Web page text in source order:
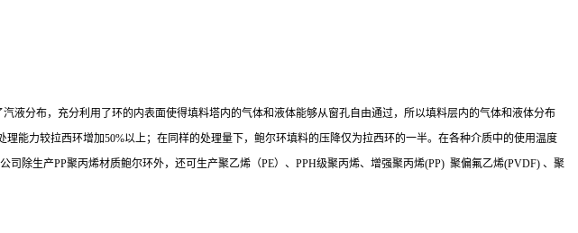
液分布，充分利用了环的内表面使得填料塔内的气体和液体能够从窗孔自由通过，所以填料层内的气体和液体分布
能力较拉西环增加50%以上；在同样的处理量下，鲍尔环填料的压降仅为拉西环的一半。在各种介质中的使用温度
除生产PP聚丙烯材质鲍尔环外，还可生产聚乙烯（PE）、PPH级聚丙烯、增强聚丙烯(PP) 聚偏氟乙烯(PVDF) 、聚